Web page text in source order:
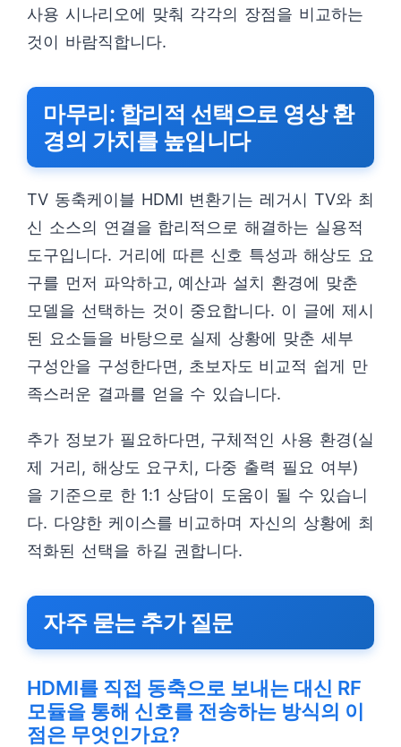
사용 시나리오에 맞춰 각각의 장점을 비교하는
것이 바람직합니다.
마무리: 합리적 선택으로 영상 환
경의 가치를 높입니다
TV 동축케이블 HDMI 변환기는 레거시 TV와 최
신 소스의 연결을 합리적으로 해결하는 실용적
도구입니다. 거리에 따른 신호 특성과 해상도 요
구를 먼저 파악하고, 예산과 설치 환경에 맞춘
모델을 선택하는 것이 중요합니다. 이 글에 제시
된 요소들을 바탕으로 실제 상황에 맞춘 세부
구성안을 구성한다면, 초보자도 비교적 쉽게 만
족스러운 결과를 얻을 수 있습니다.
추가 정보가 필요하다면, 구체적인 사용 환경(실
제 거리, 해상도 요구치, 다중 출력 필요 여부)
을 기준으로 한 1:1 상담이 도움이 될 수 있습니
다. 다양한 케이스를 비교하며 자신의 상황에 최
적화된 선택을 하길 권합니다.
자주 묻는 추가 질문
HDMI를 직접 동축으로 보내는 대신 RF
모듈을 통해 신호를 전송하는 방식의 이
점은 무엇인가요?